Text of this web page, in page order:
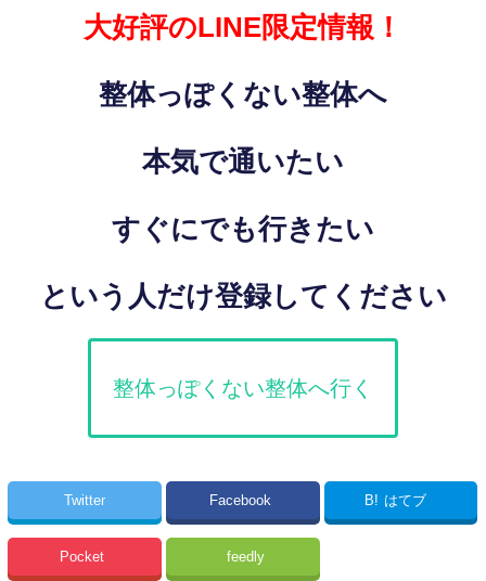
大好評のLINE限定情報！
整体っぽくない整体へ
本気で通いたい
すぐにでも行きたい
という人だけ登録してください
整体っぽくない整体へ行く
Twitter Facebook B! はてブ
Pocket feedly